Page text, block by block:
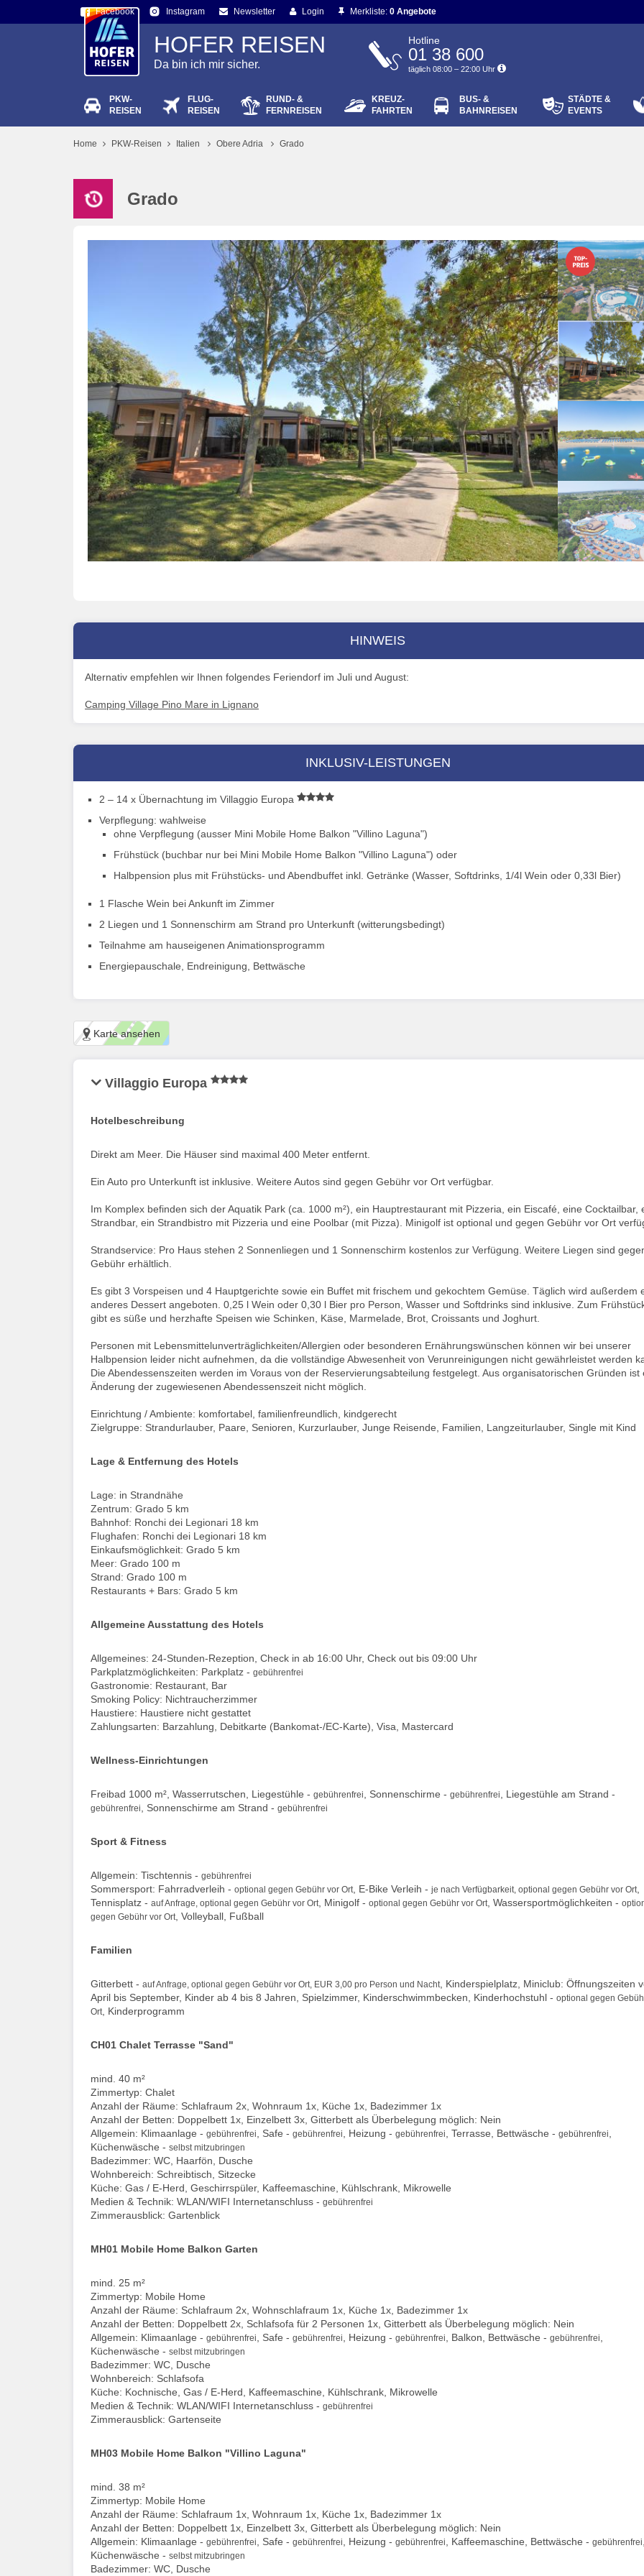
Facebook Instagram Newsletter Login
Passwort vergessen?
Merkliste: 0 Angebote
HOFER REISEN
Da bin ich mir sicher.
Hotline
01 38 600
täglich 08:00 – 22:00 Uhr
PKW-
REISEN
FLUG-
REISEN
RUND- &
FERNREISEN
KREUZ-
FAHRTEN
BUS- &
BAHNREISEN
STÄDTE &
EVENTS
Home PKW-Reisen Italien Obere Adria Grado
Grado
HINWEIS
Alternativ empfehlen wir Ihnen folgendes Feriendorf im Juli und August:
Camping Village Pino Mare in Lignano
INKLUSIV-LEISTUNGEN
2 – 14 x Übernachtung im Villaggio Europa
Verpflegung: wahlweise
ohne Verpflegung (ausser Mini Mobile Home Balkon "Villino Laguna")
Frühstück (buchbar nur bei Mini Mobile Home Balkon "Villino Laguna") oder
Halbpension plus mit Frühstücks- und Abendbuffet inkl. Getränke (Wasser, Softdrinks, 1/4l Wein oder 0,33l Bier)
1 Flasche Wein bei Ankunft im Zimmer
2 Liegen und 1 Sonnenschirm am Strand pro Unterkunft (witterungsbedingt)
Teilnahme am hauseigenen Animationsprogramm
Energiepauschale, Endreinigung, Bettwäsche
Karte ansehen
Villaggio Europa
Hotelbeschreibung
Direkt am Meer. Die Häuser sind maximal 400 Meter entfernt.
Ein Auto pro Unterkunft ist inklusive. Weitere Autos sind gegen Gebühr vor Ort verfügbar.
Im Komplex befinden sich der Aquatik Park (ca. 1000 m²), ein Hauptrestaurant mit Pizzeria, ein Eiscafé, eine Cocktailbar,
Strandbar, ein Strandbistro mit Pizzeria und eine Poolbar (mit Pizza). Minigolf ist optional und gegen Gebühr vor Ort
Strandservice: Pro Haus stehen 2 Sonnenliegen und 1 Sonnenschirm kostenlos zur Verfügung. Weitere Liegen sind
Gebühr erhältlich.
Es gibt 3 Vorspeisen und 4 Hauptgerichte sowie ein Buffet mit frischem und gekochtem Gemüse. Täglich wird außerdem
anderes Dessert angeboten. 0,25 l Wein oder 0,30 l Bier pro Person, Wasser und Softdrinks sind inklusive. Zum
gibt es süße und herzhafte Speisen wie Schinken, Käse, Marmelade, Brot, Croissants und Joghurt.
Personen mit Lebensmittelunverträglichkeiten/Allergien oder besonderen Ernährungswünschen können wir bei unserer
Halbpension leider nicht aufnehmen, da die vollständige Abwesenheit von Verunreinigungen nicht gewährleistet werden
Die Abendessenszeiten werden im Voraus von der Reservierungsabteilung festgelegt. Aus organisatorischen Gründen ist
Änderung der zugewiesenen Abendessenszeit nicht möglich.
Einrichtung / Ambiente: komfortabel, familienfreundlich, kindgerecht
Zielgruppe: Strandurlauber, Paare, Senioren, Kurzurlauber, Junge Reisende, Familien, Langzeiturlauber, Single mit Kind
Lage & Entfernung des Hotels
Lage: in Strandnähe
Zentrum: Grado 5 km
Bahnhof: Ronchi dei Legionari 18 km
Flughafen: Ronchi dei Legionari 18 km
Einkaufsmöglichkeit: Grado 5 km
Meer: Grado 100 m
Strand: Grado 100 m
Restaurants + Bars: Grado 5 km
Allgemeine Ausstattung des Hotels
Allgemeines: 24-Stunden-Rezeption, Check in ab 16:00 Uhr, Check out bis 09:00 Uhr
Parkplatzmöglichkeiten: Parkplatz - gebührenfrei
Gastronomie: Restaurant, Bar
Smoking Policy: Nichtraucherzimmer
Haustiere: Haustiere nicht gestattet
Zahlungsarten: Barzahlung, Debitkarte (Bankomat-/EC-Karte), Visa, Mastercard
Wellness-Einrichtungen
Freibad 1000 m², Wasserrutschen, Liegestühle - gebührenfrei, Sonnenschirme - gebührenfrei, Liegestühle am Strand -
gebührenfrei, Sonnenschirme am Strand - gebührenfrei
Sport & Fitness
Allgemein: Tischtennis - gebührenfrei
Sommersport: Fahrradverleih - optional gegen Gebühr vor Ort, E-Bike Verleih - je nach Verfügbarkeit, optional gegen Gebühr vor Ort,
Tennisplatz - auf Anfrage, optional gegen Gebühr vor Ort, Minigolf - optional gegen Gebühr vor Ort, Wassersportmöglichkeiten -
gegen Gebühr vor Ort, Volleyball, Fußball
Familien
Gitterbett - auf Anfrage, optional gegen Gebühr vor Ort, EUR 3,00 pro Person und Nacht, Kinderspielplatz, Miniclub: Öffnungszeiten
April bis September, Kinder ab 4 bis 8 Jahren, Spielzimmer, Kinderschwimmbecken, Kinderhochstuhl - optional gegen
Ort, Kinderprogramm
CH01 Chalet Terrasse "Sand"
mind. 40 m²
Zimmertyp: Chalet
Anzahl der Räume: Schlafraum 2x, Wohnraum 1x, Küche 1x, Badezimmer 1x
Anzahl der Betten: Doppelbett 1x, Einzelbett 3x, Gitterbett als Überbelegung möglich: Nein
Allgemein: Klimaanlage - gebührenfrei, Safe - gebührenfrei, Heizung - gebührenfrei, Terrasse, Bettwäsche - gebührenfrei,
Küchenwäsche - selbst mitzubringen
Badezimmer: WC, Haarfön, Dusche
Wohnbereich: Schreibtisch, Sitzecke
Küche: Gas / E-Herd, Geschirrspüler, Kaffeemaschine, Kühlschrank, Mikrowelle
Medien & Technik: WLAN/WIFI Internetanschluss - gebührenfrei
Zimmerausblick: Gartenblick
MH01 Mobile Home Balkon Garten
mind. 25 m²
Zimmertyp: Mobile Home
Anzahl der Räume: Schlafraum 2x, Wohnschlafraum 1x, Küche 1x, Badezimmer 1x
Anzahl der Betten: Doppelbett 2x, Schlafsofa für 2 Personen 1x, Gitterbett als Überbelegung möglich: Nein
Allgemein: Klimaanlage - gebührenfrei, Safe - gebührenfrei, Heizung - gebührenfrei, Balkon, Bettwäsche - gebührenfrei,
Küchenwäsche - selbst mitzubringen
Badezimmer: WC, Dusche
Wohnbereich: Schlafsofa
Küche: Kochnische, Gas / E-Herd, Kaffeemaschine, Kühlschrank, Mikrowelle
Medien & Technik: WLAN/WIFI Internetanschluss - gebührenfrei
Zimmerausblick: Gartenseite
MH03 Mobile Home Balkon "Villino Laguna"
mind. 38 m²
Zimmertyp: Mobile Home
Anzahl der Räume: Schlafraum 1x, Wohnraum 1x, Küche 1x, Badezimmer 1x
Anzahl der Betten: Doppelbett 1x, Einzelbett 3x, Gitterbett als Überbelegung möglich: Nein
Allgemein: Klimaanlage - gebührenfrei, Safe - gebührenfrei, Heizung - gebührenfrei, Kaffeemaschine, Bettwäsche - gebührenfrei
Küchenwäsche - selbst mitzubringen
Badezimmer: WC, Dusche